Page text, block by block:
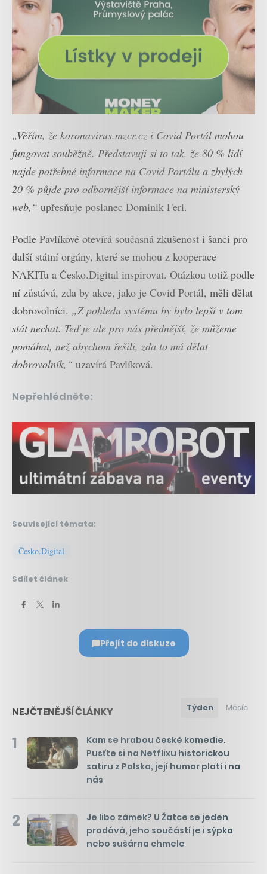
„Věřím, že koronavirus.mzcr.cz i Covid Portál mohou
fungovat souběžně. Představuji si to tak, že 80 % lidí
najde potřebné informace na Covid Portálu a zbylých
20 % půjde pro odbornější informace na ministerský
web,“ upřesňuje poslanec Dominik Feri.
Podle Pavlíkové otevírá současná zkušenost i šanci pro
další státní orgány, které se mohou z kooperace
NAKITu a Česko.Digital inspirovat. Otázkou totiž podle
ní zůstává, zda by akce, jako je Covid Portál, měli dělat
dobrovolníci. „Z pohledu systému by bylo lepší v tom
stát nechat. Teď je ale pro nás přednější, že můžeme
pomáhat, než abychom řešili, zda to má dělat
dobrovolník,“ uzavírá Pavlíková.
Nepřehlédněte:
Související témata:
Česko.Digital
Sdílet článek
Přejít do diskuze
NEJČTENĚJŠÍ ČLÁNKY Týden Měsíc
1
Kam se hrabou české komedie.
Pusťte si na Netflixu historickou
satiru z Polska, její humor platí i na
nás
2
Je libo zámek? U Žatce se jeden
prodává, jeho součástí je i sýpka
nebo sušárna chmele